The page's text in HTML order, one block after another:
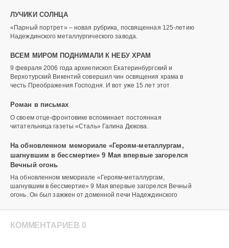
ЛУЧИКИ СОЛНЦА
«Парный портрет» – новая рубрика, посвященная 125-летию
Надеждинского металлургического завода.
ВСЕМ МИРОМ ПОДНИМАЛИ К НЕБУ ХРАМ
9 февраля 2006 года архиепископ Екатеринбургский и
Верхотурский Викентий совершил чин освящения храма в
честь Преображения Господня. И вот уже 15 лет этот
Роман в письмах
О своем отце-фронтовике вспоминает постоянная
читательница газеты «Сталь» Галина Дюкова.
На обновленном мемориале «Героям-металлургам,
шагнувшим в бессмертие» 9 Мая впервые загорелся
Вечный огонь
На обновленном мемориале «Героям-металлургам,
шагнувшим в бессмертие» 9 Мая впервые загорелся Вечный
огонь. Он был зажжен от доменной печи Надеждинского
КОММЕНТАРИЕВ 0